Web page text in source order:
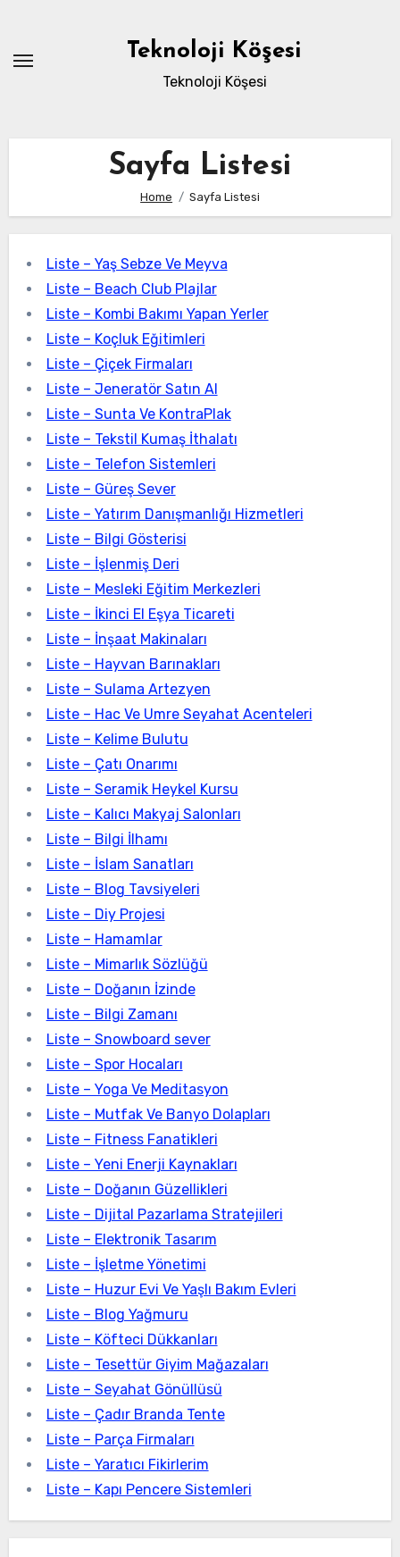
content
Teknoloji Köşesi
Teknoloji Köşesi
Sayfa Listesi
Home Sayfa Listesi
Liste – Yaş Sebze Ve Meyva
Liste – Beach Club Plajlar
Liste – Kombi Bakımı Yapan Yerler
Liste – Koçluk Eğitimleri
Liste – Çiçek Firmaları
Liste – Jeneratör Satın Al
Liste – Sunta Ve KontraPlak
Liste – Tekstil Kumaş İthalatı
Liste – Telefon Sistemleri
Liste – Güreş Sever
Liste – Yatırım Danışmanlığı Hizmetleri
Liste – Bilgi Gösterisi
Liste – İşlenmiş Deri
Liste – Mesleki Eğitim Merkezleri
Liste – İkinci El Eşya Ticareti
Liste – İnşaat Makinaları
Liste – Hayvan Barınakları
Liste – Sulama Artezyen
Liste – Hac Ve Umre Seyahat Acenteleri
Liste – Kelime Bulutu
Liste – Çatı Onarımı
Liste – Seramik Heykel Kursu
Liste – Kalıcı Makyaj Salonları
Liste – Bilgi İlhamı
Liste – İslam Sanatları
Liste – Blog Tavsiyeleri
Liste – Diy Projesi
Liste – Hamamlar
Liste – Mimarlık Sözlüğü
Liste – Doğanın İzinde
Liste – Bilgi Zamanı
Liste – Snowboard sever
Liste – Spor Hocaları
Liste – Yoga Ve Meditasyon
Liste – Mutfak Ve Banyo Dolapları
Liste – Fitness Fanatikleri
Liste – Yeni Enerji Kaynakları
Liste – Doğanın Güzellikleri
Liste – Dijital Pazarlama Stratejileri
Liste – Elektronik Tasarım
Liste – İşletme Yönetimi
Liste – Huzur Evi Ve Yaşlı Bakım Evleri
Liste – Blog Yağmuru
Liste – Köfteci Dükkanları
Liste – Tesettür Giyim Mağazaları
Liste – Seyahat Gönüllüsü
Liste – Çadır Branda Tente
Liste – Parça Firmaları
Liste – Yaratıcı Fikirlerim
Liste – Kapı Pencere Sistemleri